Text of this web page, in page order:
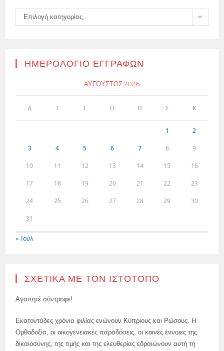
Kατηγορίες
Επιλογή κατηγορίας
ΗΜΕΡΟΛΌΓΙΟ ΕΓΓΡΑΦΏΝ
ΑΎΓΟΥΣΤΟΣ 2026
Δ Τ Τ Π Π Σ Κ
1 2
3 4 5 6 7 8 9
10 11 12 13 14 15 16
17 18 19 20 21 22 23
24 25 26 27 28 29 30
31
« Ιούλ
ΣΧΕΤΙΚΆ ΜΕ ΤΟΝ ΙΣΤΌΤΟΠΟ
Αγαπητέ σύντροφε!
Εκατοντάδες χρόνια φιλίας ενώνουν Κύπριους και Ρώσους. Η
Ορθοδοξία, οι οικογενειακές παραδόσεις, οι κοινές έννοιες της
δικαιοσύνης, της τιμής και της ελευθερίας εδραιώνουν αυτή τη